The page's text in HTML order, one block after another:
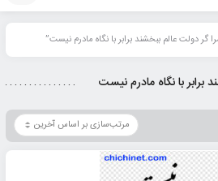
دولت عالم ببخشند برابر با نگاه مادرم نیست”
برابر با نگاه مادرم نیست